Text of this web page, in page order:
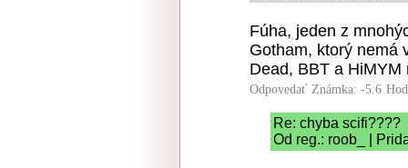
Fúha, jeden z
Gotham, ktorý nemá
Dead, BBT a
Odpovedať Známka: -5.6
Re: chyba scifi????
Od reg.: roob_ |